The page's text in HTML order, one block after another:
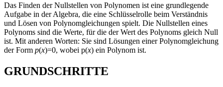
Das Finden der Nullstellen von Polynomen ist eine grundlegende
Aufgabe in der Algebra, die eine Schlüsselrolle beim Verständnis
und Lösen von Polynomgleichungen spielt. Die Nullstellen eines
Polynoms sind die Werte, für die der Wert des Polynoms gleich Null
ist. Mit anderen Worten: Sie sind Lösungen einer Polynomgleichung
der Form p(x)=0, wobei p(x) ein Polynom ist.
GRUNDSCHRITTE